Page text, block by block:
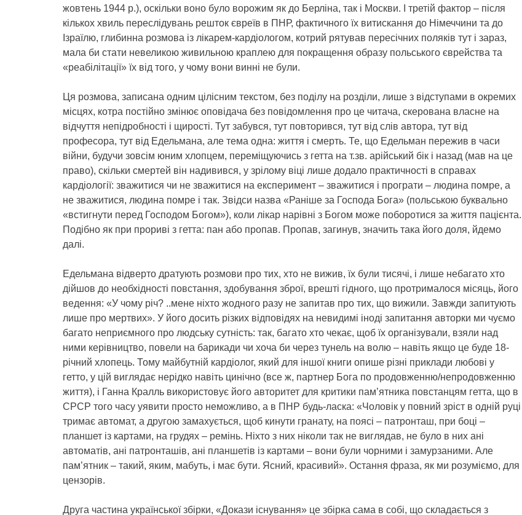
жовтень 1944 р.), оскільки воно було ворожим як до Берліна, так і Москви. І третій фактор – після
кількох хвиль переслідувань решток євреїв в ПНР, фактичного їх витискання до Німеччини та до
Ізраїлю, глибинна розмова із лікарем-кардіологом, котрий рятував пересічних поляків тут і зараз,
мала би стати невеликою живильною краплею для покращення образу польського єврейства та
«реабілітації» їх від того, у чому вони винні не були.
Ця розмова, записана одним цілісним текстом, без поділу на розділи, лише з відступами в окремих
місцях, котра постійно змінює оповідача без повідомлення про це читача, скерована власне на
відчуття непідробності і щирості. Тут забувся, тут повторився, тут від слів автора, тут від
професора, тут від Едельмана, але тема одна: життя і смерть. Те, що Едельман пережив в часи
війни, будучи зовсім юним хлопцем, переміщуючись з гетта на т.зв. арійський бік і назад (мав на це
право), скільки смертей він надивився, у зрілому віці лише додало практичності в справах
кардіології: зважитися чи не зважитися на експеримент – зважитися і програти – людина помре, а
не зважитися, людина помре і так. Звідси назва «Раніше за Господа Бога» (польською буквально
«встигнути перед Господом Богом»), коли лікар нарівні з Богом може поборотися за життя пацієнта.
Подібно як при прориві з гетта: пан або пропав. Пропав, загинув, значить така його доля, йдемо
далі.
Едельмана відверто дратують розмови про тих, хто не вижив, їх були тисячі, і лише небагато хто
дійшов до необхідності повстання, здобування зброї, врешті гідного, що протрималося місяць, його
ведення: «У чому річ? ..мене ніхто жодного разу не запитав про тих, що вижили. Завжди запитують
лише про мертвих». У його досить різких відповідях на невидимі іноді запитання авторки ми чуємо
багато неприємного про людську сутність: так, багато хто чекає, щоб їх організували, взяли над
ними керівництво, повели на барикади чи хоча би через тунель на волю – навіть якщо це буде 18-
річний хлопець. Тому майбутній кардіолог, який для іншої книги опише різні приклади любові у
гетто, у цій виглядає нерідко навіть цинічно (все ж, партнер Бога по продовженню/непродовженню
життя), і Ганна Кралль використовує його авторитет для критики пам’ятника повстанцям гетта, що в
СРСР того часу уявити просто неможливо, а в ПНР будь-ласка: «Чоловік у повний зріст в одній руці
тримає автомат, а другою замахується, щоб кинути гранату, на поясі – патронташ, при боці –
планшет із картами, на грудях – ремінь. Ніхто з них ніколи так не виглядав, не було в них ані
автоматів, ані патронташів, ані планшетів із картами – вони були чорними і замурзаними. Але
пам’ятник – такий, яким, мабуть, і має бути. Ясний, красивий». Остання фраза, як ми розуміємо, для
цензорів.
Друга частина української збірки, «Докази існування» це збірка сама в собі, що складається з